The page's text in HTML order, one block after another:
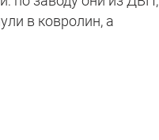
в ковролин, а